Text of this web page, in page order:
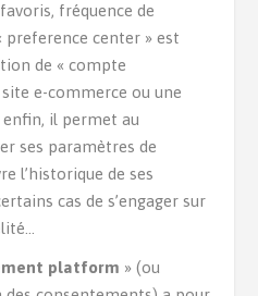
fréquence de
preference center » est
de « compte
e-commerce ou une
il permet au
ses paramètres de
l’historique de ses
cas de s’engager sur
platform » (ou